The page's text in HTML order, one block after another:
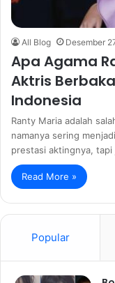
All Blog Desember
Apa Agama
Aktris
Indonesia
Ranty Maria adalah
namanya sering
prestasi aktingnya,
Read More »
Popular